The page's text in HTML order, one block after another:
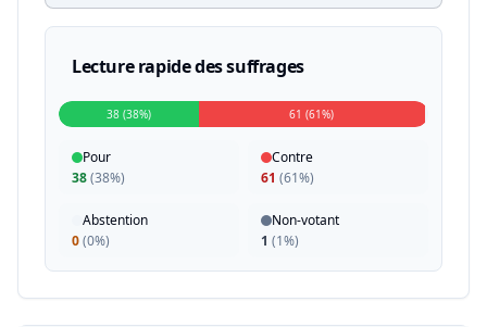
Lecture rapide des suffrages
38 (38%) 61 (61%)
Pour
38(38%)
Contre
61 (61%)
Abstention
0(0%)
Non-votant
1 (1%)